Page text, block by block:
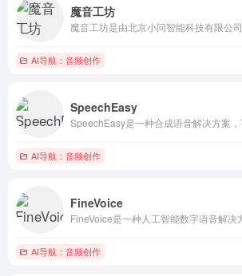
魔音工坊
AI导航：音频创作
SpeechEasy
SpeechEasy是一种合成语音解决方案
AI导航：音频创作
FineVoice
FineVoice是一种人工智能数字语音解决
AI导航：音频创作